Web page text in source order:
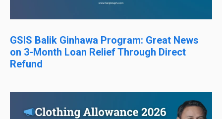
GSIS Balik Ginhawa Program: Great News
on 3-Month Loan Relief Through Direct
Refund